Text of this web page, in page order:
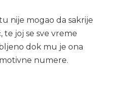
nije mogao da sakrije
te joj se sve vreme
dok mu je ona
numere.